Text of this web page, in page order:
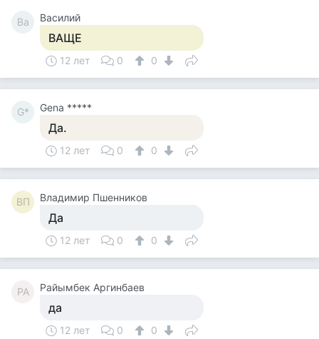
Ва Василий
ВАЩЕ
12 лет 0 0
G* Gena *****
Да.
12 лет 0 0
ВП Владимир Пшенников
Да
12 лет 0 0
РА Райымбек Аргинбаев
да
12 лет 0 0